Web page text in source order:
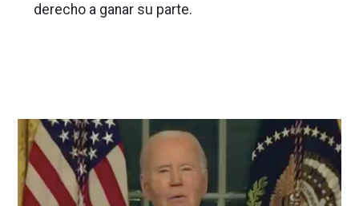
derecho a ganar su parte.